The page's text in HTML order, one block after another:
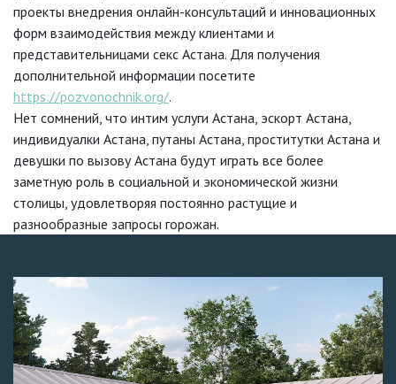
проекты внедрения онлайн-консультаций и инновационных
форм взаимодействия между клиентами и
представительницами секс Астана. Для получения
дополнительной информации посетите
https://pozvonochnik.org/.
Нет сомнений, что интим услуги Астана, эскорт Астана,
индивидуалки Астана, путаны Астана, проститутки Астана и
девушки по вызову Астана будут играть все более
заметную роль в социальной и экономической жизни
столицы, удовлетворяя постоянно растущие и
разнообразные запросы горожан.